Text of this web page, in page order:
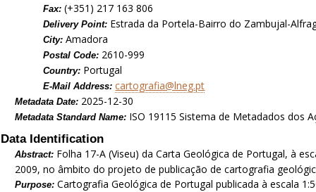
Fax:(+351) 217 163 806
Delivery Point: Estrada da Portela-Bairro do Zambujal-
City:Amadora
Postal Code: 2610-999
Country: Portugal
E-Mail Address:cartografia@lneg.pt
Metadata Date: 2025-12-30
Metadata Standard Name: ISO 19115 Sistema de Metadados dos
Data Identification
Abstract: Folha 17-A (Viseu) da Carta Geológica de Portugal, à
2009, no âmbito do projeto de publicação de cartografia
Purpose:Cartografia Geológica de Portugal publicada à escala